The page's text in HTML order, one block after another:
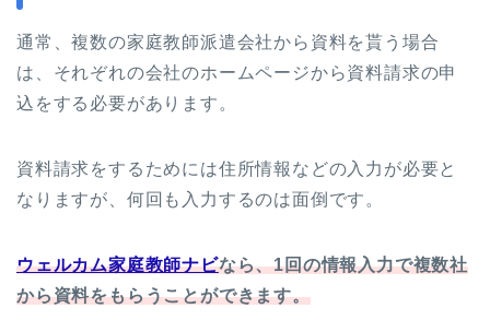
通常、複数の家庭教師派遣会社から資料を貰う場合
は、それぞれの会社のホームページから資料請求の申
込をする必要があります。
資料請求をするためには住所情報などの入力が必要と
なりますが、何回も入力するのは面倒です。
ウェルカム家庭教師ナビなら、1回の情報入力で複数社
から資料をもらうことができます。